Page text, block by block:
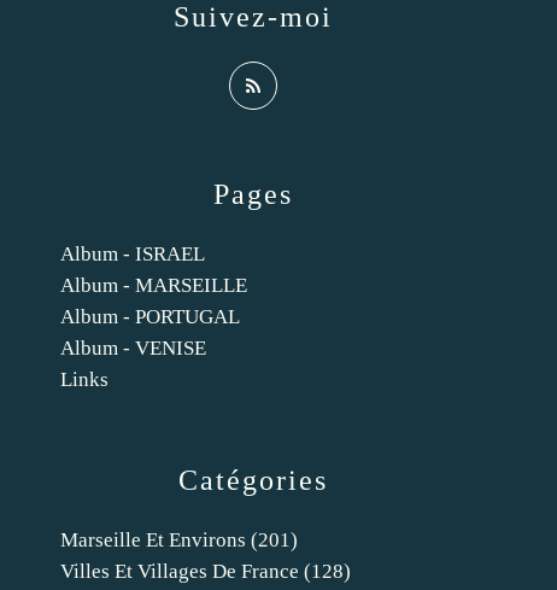
Catégories
Marseille Et Environs (201)
Villes Et Villages De France (128)
Pages
Album - ISRAEL
Album - MARSEILLE
Album - PORTUGAL
Album - VENISE
Links
Suivez-moi